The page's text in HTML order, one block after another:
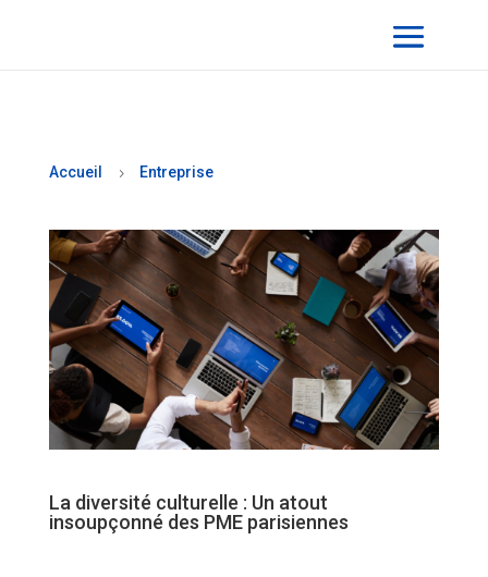
Accueil 5 Entreprise
La diversité culturelle : Un atout
insoupçonné des PME parisiennes